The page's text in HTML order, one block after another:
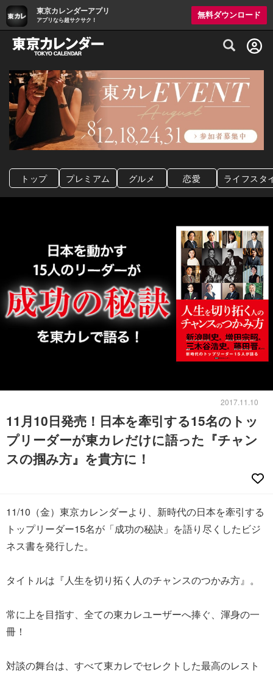
東京カレンダーアプリ
アプリなら超サクサク！
無料ダウンロード
グルメ情報・プレミアムレストラン予約
トップ プレミアム グルメ 恋愛 ライフスタ
2017.11.10
11月10日発売！日本を牽引する15名のトッ
プリーダーが東カレだけに語った『チャン
スの掴み方』を貴方に！
11/10（金）東京カレンダーより、新時代の日本を牽引する
トップリーダー15名が「成功の秘訣」を語り尽くしたビジ
ネス書を発行した。
タイトルは『人生を切り拓く人のチャンスのつかみ方』。
常に上を目指す、全ての東カレユーザーへ捧ぐ、渾身の一
冊！
対談の舞台は、すべて東カレでセレクトした最高のレスト